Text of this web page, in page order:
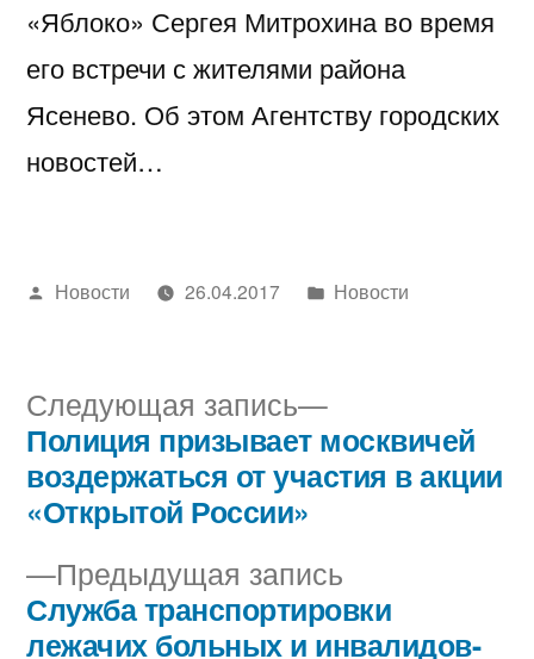
«Яблоко» Сергея Митрохина во время
его встречи с жителями района
Ясенево. Об этом Агентству городских
новостей…
Написано
Новости 26.04.2017
Написано
Новости
Навигация
по
записям
Предыдущая запись
запись:
Служба транспортировки
лежачих больных и инвалидов-
Следующая запись
Следующая
запись:
Полиция призывает москвичей
воздержаться от участия в акции
«Открытой России»